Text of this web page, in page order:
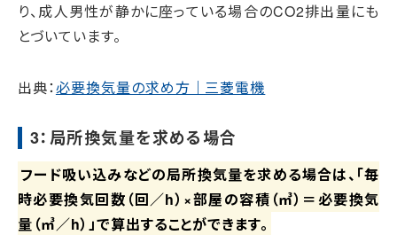
り、成人男性が静かに座っている場合のCO2排出量にも
とづいています。
出典：必要換気量の求め方｜三菱電機
3：局所換気量を求める場合
フード吸い込みなどの局所換気量を求める場合は、「毎
時必要換気回数（回／h）×部屋の容積（㎥）＝必要換気
量（㎥／h）」で算出することができます。